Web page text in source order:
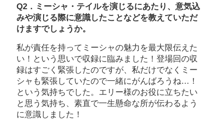
Q2．ミーシャ・テイルを演じるにあたり、意気込
みや演じる際に意識したことなどを教えていただ
けますでしょうか。
私が責任を持ってミーシャの魅力を最大限伝えた
い！という思いで収録に臨みました！登場回の収
録はすごく緊張したのですが、私だけでなくミー
シャも緊張していたので一緒にがんばろうね…！
という気持ちでした。エリー様のお役に立ちたい
と思う気持ち、素直で一生懸命な所が伝わるよう
に意識しました！